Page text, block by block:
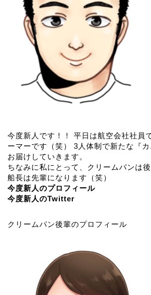
今度新人です！！ 平日は航空会社社員
ーマーです（笑） 3人体制で新たな『
お届けしていきます。
ちなみに私にとって、クリームパンは
船長は先輩になります（笑）
今度新人のプロフィール
今度新人のTwitter
クリームパン後輩のプロフィール